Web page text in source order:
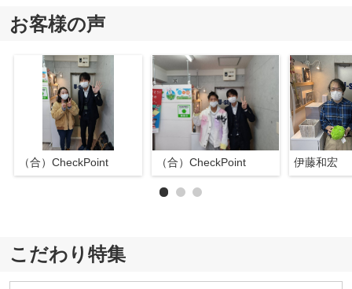
お客様の声
（合）CheckPoint （合）CheckPoint 伊藤和宏
こだわり特集